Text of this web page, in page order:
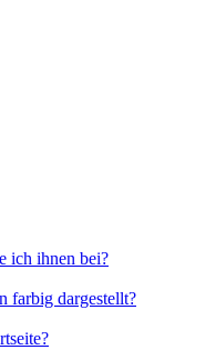
ich ihnen bei?
farbig dargestellt?